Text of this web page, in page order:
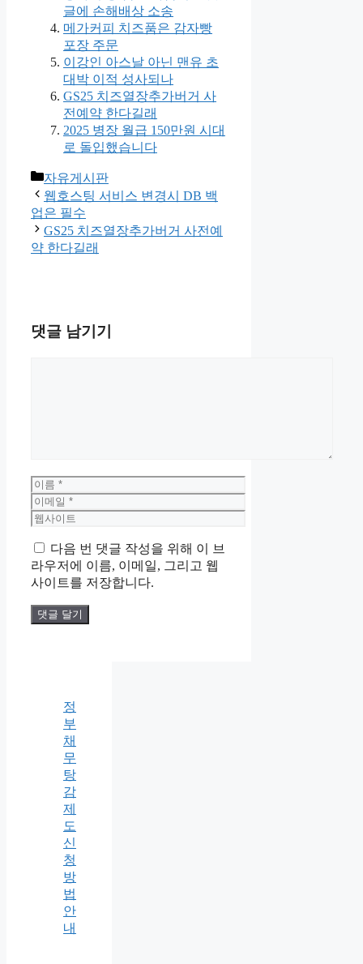
글에 손해배상 소송
메가커피 치즈품은 감자빵
포장 주문
이강인 아스날 아닌 맨유 초
대박 이적 성사되나
GS25 치즈열장추가버거 사
전예약 한다길래
2025 병장 월급 150만원 시대
로 돌입했습니다
카
테
고
리
자유게시판
웹호스팅 서비스 변경시 DB 백
업은 필수
GS25 치즈열장추가버거 사전예
약 한다길래
댓글 남기기
이
름
이
메
웹
이
트
다음 번 댓글 작성을 위해 이 브
라우저에 이름, 이메일, 그리고 웹
사이트를 저장합니다.
정
부
채
무
탕
감
제
도
신
청
방
법
안
내